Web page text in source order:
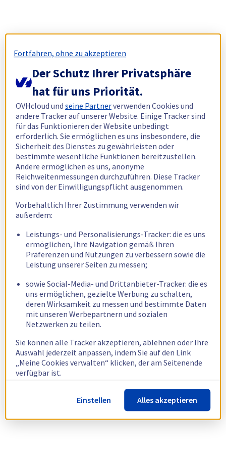
Fortfahren, ohne zu akzeptieren
Der Schutz Ihrer Privatsphäre
hat für uns Priorität.
OVHcloud undseine Partnerverwenden Cookies und
andere Tracker auf unserer Website. Einige Tracker sind
für das Funktionieren der Website unbedingt
erforderlich. Sie ermöglichen es uns insbesondere, die
Sicherheit des Dienstes zu gewährleisten oder
bestimmte wesentliche Funktionen bereitzustellen.
Andere ermöglichen es uns, anonyme
Reichweitenmessungen durchzuführen. Diese Tracker
sind von der Einwilligungspflicht ausgenommen.
Vorbehaltlich Ihrer Zustimmung verwenden wir
außerdem:
Leistungs- und Personalisierungs-Tracker: die es uns
ermöglichen, Ihre Navigation gemäß Ihren
Präferenzen und Nutzungen zu verbessern sowie die
Leistung unserer Seiten zu messen;
sowie Social-Media- und Drittanbieter-Tracker: die es
uns ermöglichen, gezielte Werbung zu schalten,
deren Wirksamkeit zu messen und bestimmte Daten
mit unseren Werbepartnern und sozialen
Netzwerken zu teilen.
Sie können alle Tracker akzeptieren, ablehnen oder Ihre
Auswahl jederzeit anpassen, indem Sie auf den Link
„Meine Cookies verwalten“ klicken, der am Seitenende
verfügbar ist.
Weitere Informationen finden Sie in unsererRichtlinie
zur Verwendung von Cookies.
Einstellen Alles akzeptieren